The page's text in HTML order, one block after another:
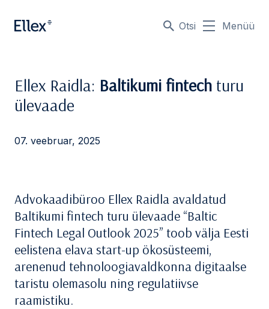
Otsi Menüü
Ellex Raidla: Baltikumi fintech turu
ülevaade
07. veebruar, 2025
Advokaadibüroo Ellex Raidla avaldatud
Baltikumi fintech turu ülevaade “Baltic
Fintech Legal Outlook 2025” toob välja Eesti
eelistena elava start-up ökosüsteemi,
arenenud tehnoloogiavaldkonna digitaalse
taristu olemasolu ning regulatiivse
raamistiku.